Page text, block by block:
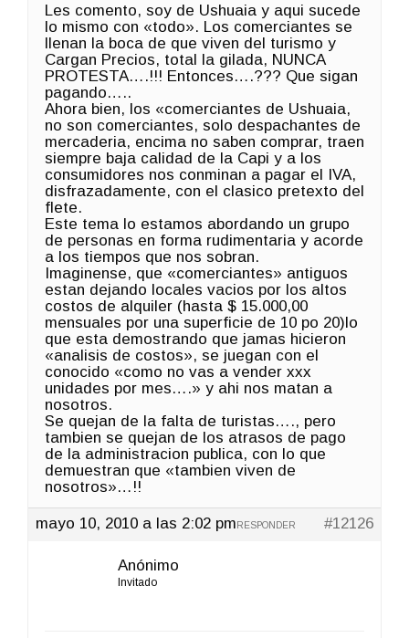
Les comento, soy de Ushuaia y aqui sucede
lo mismo con «todo». Los comerciantes se
llenan la boca de que viven del turismo y
Cargan Precios, total la gilada, NUNCA
PROTESTA….!!! Entonces….??? Que sigan
pagando…..
Ahora bien, los «comerciantes de Ushuaia,
no son comerciantes, solo despachantes de
mercaderia, encima no saben comprar, traen
siempre baja calidad de la Capi y a los
consumidores nos conminan a pagar el IVA,
disfrazadamente, con el clasico pretexto del
flete.
Este tema lo estamos abordando un grupo
de personas en forma rudimentaria y acorde
a los tiempos que nos sobran.
Imaginense, que «comerciantes» antiguos
estan dejando locales vacios por los altos
costos de alquiler (hasta $ 15.000,00
mensuales por una superficie de 10 po 20)lo
que esta demostrando que jamas hicieron
«analisis de costos», se juegan con el
conocido «como no vas a vender xxx
unidades por mes….» y ahi nos matan a
nosotros.
Se quejan de la falta de turistas…., pero
tambien se quejan de los atrasos de pago
de la administracion publica, con lo que
demuestran que «tambien viven de
nosotros»…!!
mayo 10, 2010 a las 2:02 pm #12126
RESPONDER
Anónimo
Invitado